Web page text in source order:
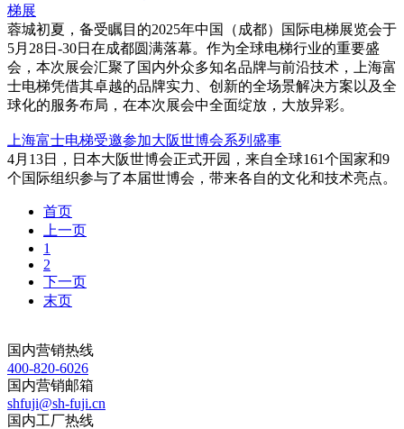
梯展
蓉城初夏，备受瞩目的2025年中国（成都）国际电梯展览会于
5月28日-30日在成都圆满落幕。作为全球电梯行业的重要盛
会，本次展会汇聚了国内外众多知名品牌与前沿技术，上海富
士电梯凭借其卓越的品牌实力、创新的全场景解决方案以及全
球化的服务布局，在本次展会中全面绽放，大放异彩。
上海富士电梯受邀参加大阪世博会系列盛事
4月13日，日本大阪世博会正式开园，来自全球161个国家和9
个国际组织参与了本届世博会，带来各自的文化和技术亮点。
首页
上一页
1
2
下一页
末页
国内营销热线
400-820-6026
国内营销邮箱
shfuji@sh-fuji.cn
国内工厂热线